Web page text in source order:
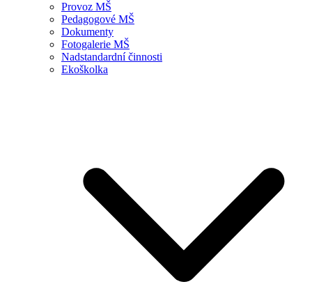
Provoz MŠ
Pedagogové MŠ
Dokumenty
Fotogalerie MŠ
Nadstandardní činnosti
Ekoškolka